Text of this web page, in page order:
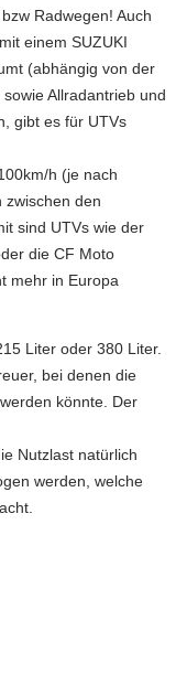
Radwegen! Auch
einem SUZUKI
(abhängig von der
Allradantrieb und
gibt es für UTVs
h (je nach
zwischen den
sind UTVs wie der
die CF Moto
mehr in Europa
Liter oder 380 Liter.
bei denen die
könnte. Der
Nutzlast natürlich
werden, welche